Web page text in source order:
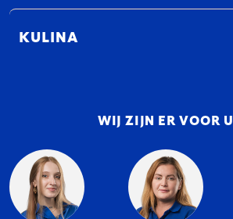
KULINA
WIJ ZIJN ER VOOR U